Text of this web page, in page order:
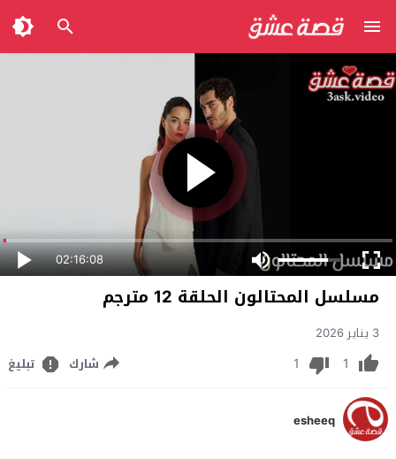
02:16:08
مسلسل المحتالون الحلقة 12 مترجم
3 يناير 2026
1
1 شارك تبليغ
esheeq